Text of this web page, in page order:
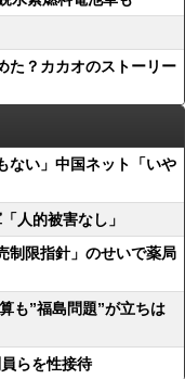
た？カカオのストーリー
ない」中国ネット「いや
人的被害なし」
制限指針」のせいで薬局
も”福島問題”が立ちは
らを性接待